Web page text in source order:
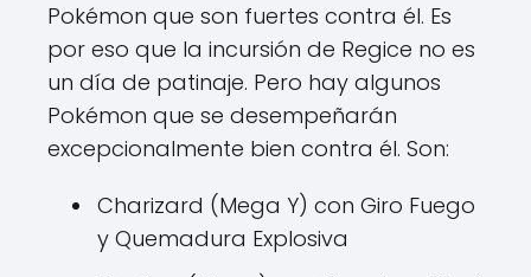
Pokémon que son fuertes contra él. Es
por eso que la incursión de Regice no es
un día de patinaje. Pero hay algunos
Pokémon que se desempeñarán
excepcionalmente bien contra él. Son:
Charizard (Mega Y) con Giro Fuego
y Quemadura Explosiva